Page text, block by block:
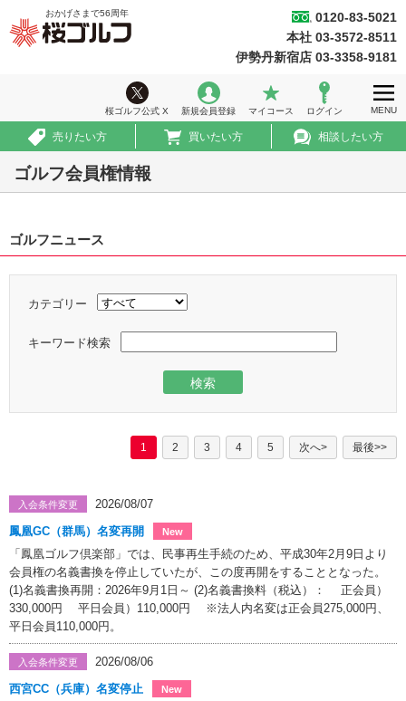
ホーム
ウィークリー情報
ゴルフ会員権情報
法人のお客様
採用情報
おかげさまで56 周年
桜ゴルフ公式 X 新規会員登録 マイコース ログイン MENU
0120-83-5021
本社 03-3572-8511
伊勢丹新宿店 03-3358-9181
売りたい方 買いたい方 相談したい方
ゴルフ会員権情報
ゴルフニュース
カテゴリー
キーワード検索
1 2 3 4 5 次へ> 最後>>
入会条件変更
2026/08/07
鳳凰GC（群馬）名変再開
New
「鳳凰ゴルフ倶楽部」では、民事再生手続のため、平成30年2月9日より
会員権の名義書換を停止していたが、この度再開をすることとなった。
(1)名義書換再開：2026年9月1日～ (2)名義書換料（税込）： 正会員）
330,000円 平日会員）110,000円 ※法人内名変は正会員275,000円、
平日会員110,000円。
入会条件変更
2026/08/06
西宮CC（兵庫）名変停止
New